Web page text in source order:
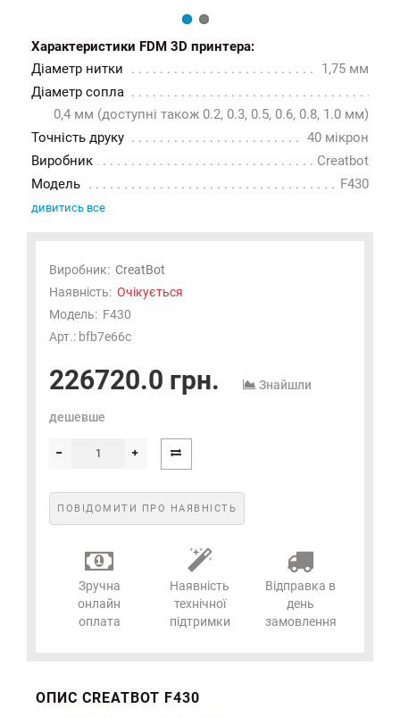
Характеристики FDM 3D принтера:
Діаметр нитки
1,75 мм
Діаметр сопла
0,4 мм (доступні також 0.2, 0.3, 0.5, 0.6, 0.8, 1.0 мм)
Точність друку
40 мікрон
Виробник
Creatbot
Модель
F430
дивитись все
Виробник: CreatBot
Наявність: Очікується
Модель: F430
Арт.: bfb7e66c
226720.0 грн. Знайшли
дешевше
ПОВІДОМИТИ ПРО НАЯВНІСТЬ
Зручна
онлайн
оплата
Наявність
технічної
підтримки
Відправка в
день
замовлення
ОПИС CREATBOT F430